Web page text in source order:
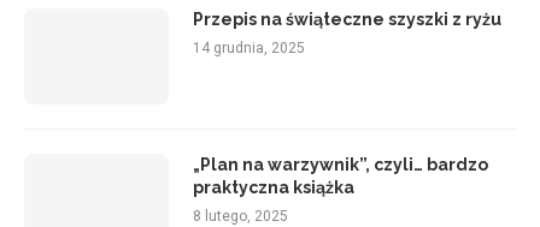
Przepis na świąteczne szyszki z ryżu
14 grudnia, 2025
„Plan na warzywnik”, czyli… bardzo
praktyczna książka
8 lutego, 2025